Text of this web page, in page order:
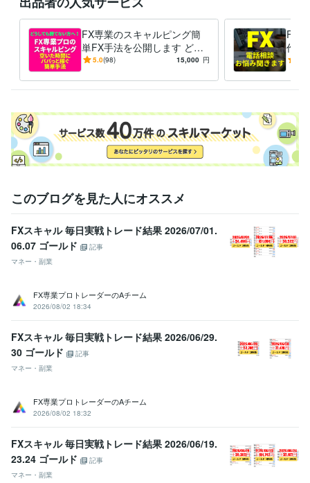
FX専業のスキャルピング簡
単FX手法を公開します どう
しても勝てない方へ！毎日実
5.0(98) 15,000 円
FX
作っ
相談
このブログを見た人にオススメ
FXスキャル 毎日実戦トレード結果 2026/07/01.
06.07 ゴールド
記事
マネー・副業
FX専業プロトレーダーのAチーム
2026/08/02 18:34
FXスキャル 毎日実戦トレード結果 2026/06/29.
30 ゴールド
記事
マネー・副業
FX専業プロトレーダーのAチーム
2026/08/02 18:32
FXスキャル 毎日実戦トレード結果 2026/06/19.
23.24 ゴールド
記事
マネー・副業